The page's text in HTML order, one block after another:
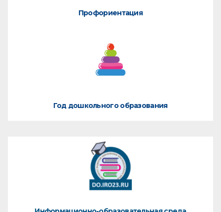
Профориентация
Год дошкольного образования